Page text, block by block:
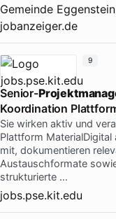
Gemeinde
jobanzeiger.de
Senior-
Koordination
Sie wirken aktiv und
Plattform
mit, dokumentieren
Austauschformate
strukturierte …
jobs.pse.kit.edu
9